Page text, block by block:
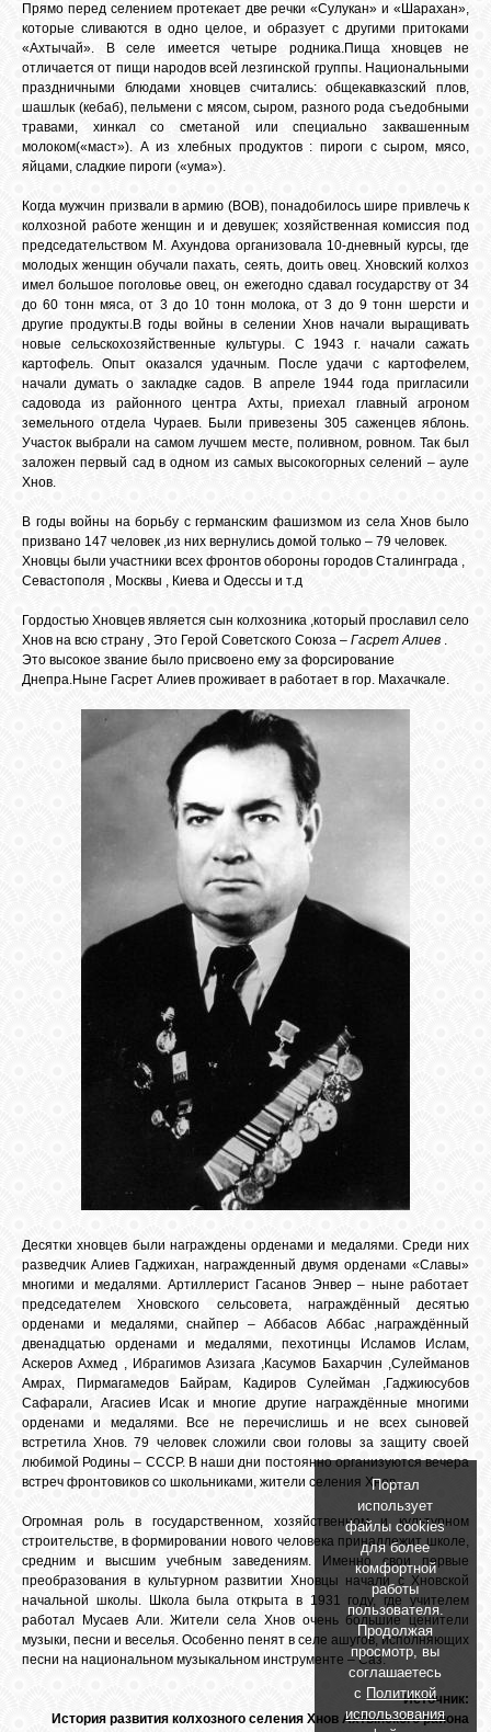
Прямо перед селением протекает две речки «Сулукан» и «Шарахан»,
которые сливаются в одно целое, и образует с другими притоками
«Ахтычай». В селе имеется четыре родника.Пища хновцев не
отличается от пищи народов всей лезгинской группы. Национальными
праздничными блюдами хновцев считались: общекавказский плов,
шашлык (кебаб), пельмени с мясом, сыром, разного рода съедобными
травами, хинкал со сметаной или специально заквашенным
молоком(«маст»). А из хлебных продуктов : пироги с сыром, мясо,
яйцами, сладкие пироги («ума»).
Когда мужчин призвали в армию (ВОВ), понадобилось шире привлечь к
колхозной работе женщин и и девушек; хозяйственная комиссия под
председательством М. Ахундова организовала 10-дневный курсы, где
молодых женщин обучали пахать, сеять, доить овец. Хновский колхоз
имел большое поголовье овец, он ежегодно сдавал государству от 34
до 60 тонн мяса, от 3 до 10 тонн молока, от 3 до 9 тонн шерсти и
другие продукты.В годы войны в селении Хнов начали выращивать
новые сельскохозяйственные культуры. С 1943 г. начали сажать
картофель. Опыт оказался удачным. После удачи с картофелем,
начали думать о закладке садов. В апреле 1944 года пригласили
садовода из районного центра Ахты, приехал главный агроном
земельного отдела Чураев. Были привезены 305 саженцев яблонь.
Участок выбрали на самом лучшем месте, поливном, ровном. Так был
заложен первый сад в одном из самых высокогорных селений – ауле
Хнов.
В годы войны на борьбу с германским фашизмом из села Хнов было
призвано 147 человек ,из них вернулись домой только – 79 человек.
Хновцы были участники всех фронтов обороны городов Сталинграда ,
Севастополя , Москвы , Киева и Одессы и т.д
Гордостью Хновцев является сын колхозника ,который прославил село
Хнов на всю страну , Это Герой Советского Союза – Гасрет Алиев .
Это высокое звание было присвоено ему за форсирование
Днепра.Ныне Гасрет Алиев проживает в работает в гор. Махачкале.
Десятки хновцев были награждены орденами и медалями. Среди них
разведчик Алиев Гаджихан, награжденный двумя орденами «Славы»
многими и медалями. Артиллерист Гасанов Энвер – ныне работает
председателем Хновского сельсовета, награждённый десятью
орденами и медалями, снайпер – Аббасов Аббас ,награждённый
двенадцатью орденами и медалями, пехотинцы Исламов Ислам,
Аскеров Ахмед , Ибрагимов Азизага ,Касумов Бахарчин ,Сулейманов
Амрах, Пирмагамедов Байрам, Кадиров Сулейман ,Гаджиюсубов
Сафарали, Агасиев Исак и многие другие награждённые многими
орденами и медалями. Все не перечислишь и не всех сыновей
встретила Хнов. 79 человек сложили свои головы за защиту своей
любимой Родины – СССР. В наши дни постоянно организуются вечера
встреч фронтовиков со школьниками, жители селения Хнов.
Огромная роль в государственном, хозяйственном и культурном
строительстве, в формировании нового человека принадлежит школе,
средним и высшим учебным заведениям. Именно свои первые
преобразования в культурном развитии Хновцы начали с Хновской
начальной школы. Школа была открыта в 1931 году, где учителем
работал Мусаев Али. Жители села Хнов очень большие ценители
музыки, песни и веселья. Особенно пенят в селе ашугов, исполняющих
песни на национальном музыкальном инструменте – Саз.
Источник:
История развития колхозного селения Хнов Ахтынского района
Портал
использует
файлы cookies
для более
комфортной
работы
пользователя.
Продолжая
просмотр, вы
соглашаетесь
с Политикой
использования